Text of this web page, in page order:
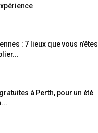
: 7 lieux que vous n’êtes
à Perth, pour un été